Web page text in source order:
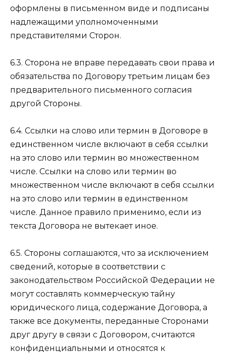
оформлены в письменном виде и подписаны
надлежащими уполномоченными
представителями Сторон.
6.3. Сторона не вправе передавать свои права и
обязательства по Договору третьим лицам без
предварительного письменного согласия
другой Стороны.
6.4. Ссылки на слово или термин в Договоре в
единственном числе включают в себя ссылки
на это слово или термин во множественном
числе. Ссылки на слово или термин во
множественном числе включают в себя ссылки
на это слово или термин в единственном
числе. Данное правило применимо, если из
текста Договора не вытекает иное.
6.5. Стороны соглашаются, что за исключением
сведений, которые в соответствии с
законодательством Российской Федерации не
могут составлять коммерческую тайну
юридического лица, содержание Договора, а
также все документы, переданные Сторонами
друг другу в связи с Договором, считаются
конфиденциальными и относятся к